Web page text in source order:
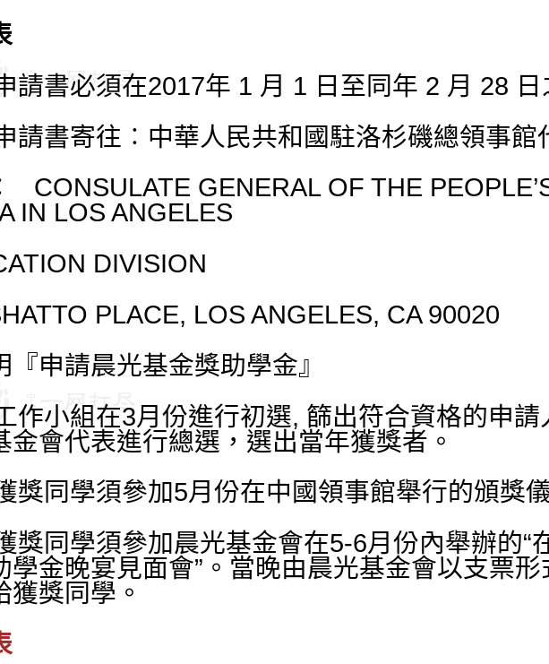
請書必須在2017年 1 月 1 日至同年 2 月 28
請書寄往︰中華人民共和國駐洛杉磯總領事館
CONSULATE GENERAL OF THE
IN LOS ANGELES
DIVISION
PLACE, LOS ANGELES, CA 90020
『申請晨光基金獎助學金』
作小組在3月份進行初選, 篩出符合資格的申請
金會代表進行總選，選出當年獲獎者。
獎同學須參加5月份在中國領事館舉行的頒獎
獎同學須參加晨光基金會在5-6月份內舉辦的“
學金晚宴見面會”。當晚由晨光基金會以支票
獲獎同學。